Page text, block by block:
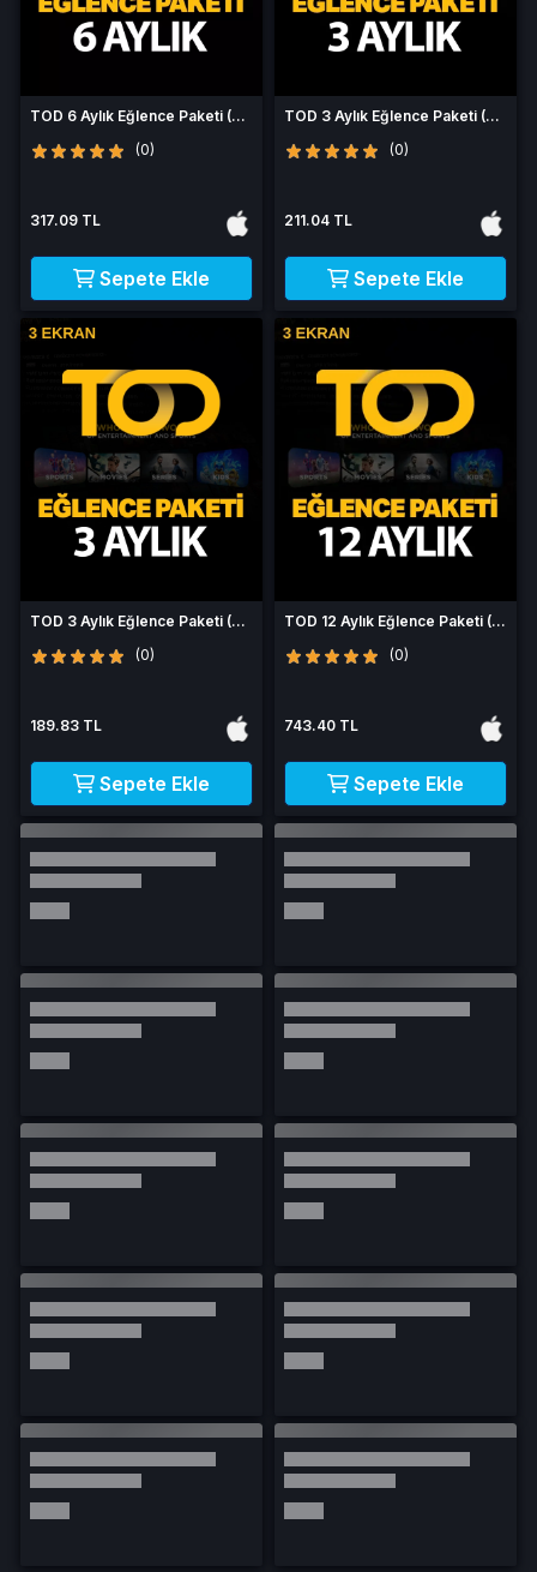
TOD 6 Aylık Eğlence Paketi (3
(0)
317.09 TL
Sepete Ekle
TOD 3 Aylık Eğlence Paketi (4
(0)
211.04 TL
Sepete Ekle
TOD 3 Aylık Eğlence Paketi (3
(0)
189.83 TL
Sepete Ekle
TOD 12 Aylık Eğlence Paketi (3
(0)
743.40 TL
Sepete Ekle